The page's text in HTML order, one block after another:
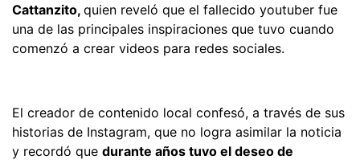
Cattanzito, quien reveló que el fallecido youtuber fue
una de las principales inspiraciones que tuvo cuando
comenzó a crear videos para redes sociales.
El creador de contenido local confesó, a través de sus
historias de Instagram, que no logra asimilar la noticia
y recordó que durante años tuvo el deseo de